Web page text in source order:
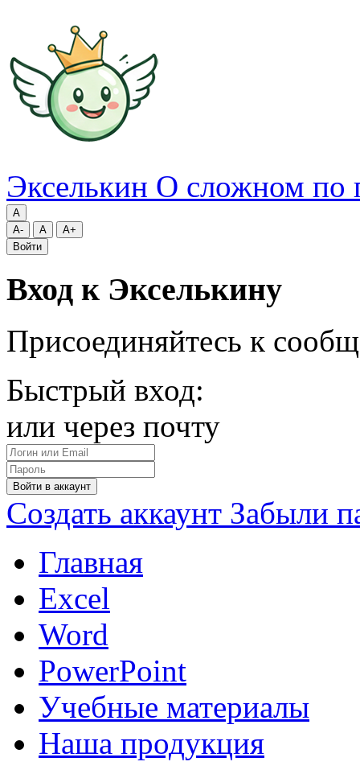
Экселькин О сложном по
A
A-
A
A+
Войти
Вход к Экселькину
Присоединяйтесь к
Быстрый вход:
или через почту
Войти в аккаунт
Создать аккаунт Забыли
Главная
Excel
Word
PowerPoint
Учебные материалы
Наша продукция